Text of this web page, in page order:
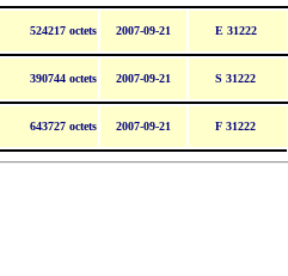
524217 octets 2007-09-21 E 31222
390744 octets 2007-09-21 S 31222
643727 octets 2007-09-21 F 31222